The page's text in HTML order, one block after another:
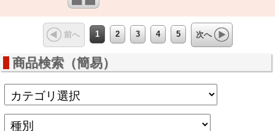
前へ 1 2 3 4 5 次へ
商品検索（簡易）